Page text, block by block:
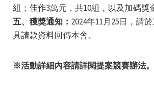
組；佳作3萬元，共10組，以及加碼獎
五、獲獎通知： 2024年11月25日，請
具請款資料回傳本會。
※活動詳細內容請詳閱提案競賽辦法。